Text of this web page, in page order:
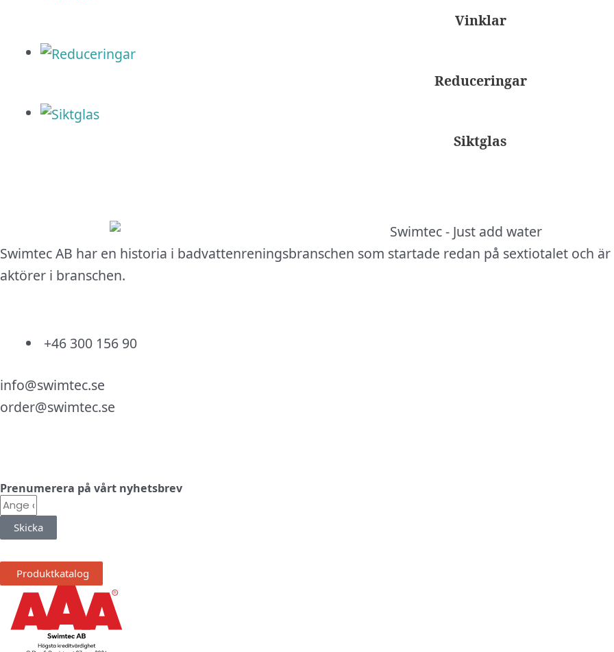
Vinklar
Reduceringar
Siktglas
Swimtec AB har en historia i badvattenreningsbranschen som startade redan på sextiotalet och
aktörer i branschen.
+46 300 156 90
info@swimtec.se
order@swimtec.se
Prenumerera på vårt nyhetsbrev
E-
postSkicka
Produktkatalog